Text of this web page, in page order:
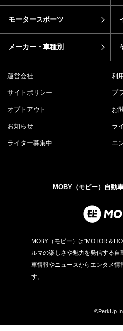
モータースポーツ
メーカー・車種別
運営会社 利
サイトポリシー プ
オプトアウト お
お知らせ ラ
ライター募集中 エ
MOBY（モビー）自動
MOBY（モビー）は"MOTOR＆
ルマの楽しさや魅力を発信する自
車情報やニュースからエンタメ情
す。